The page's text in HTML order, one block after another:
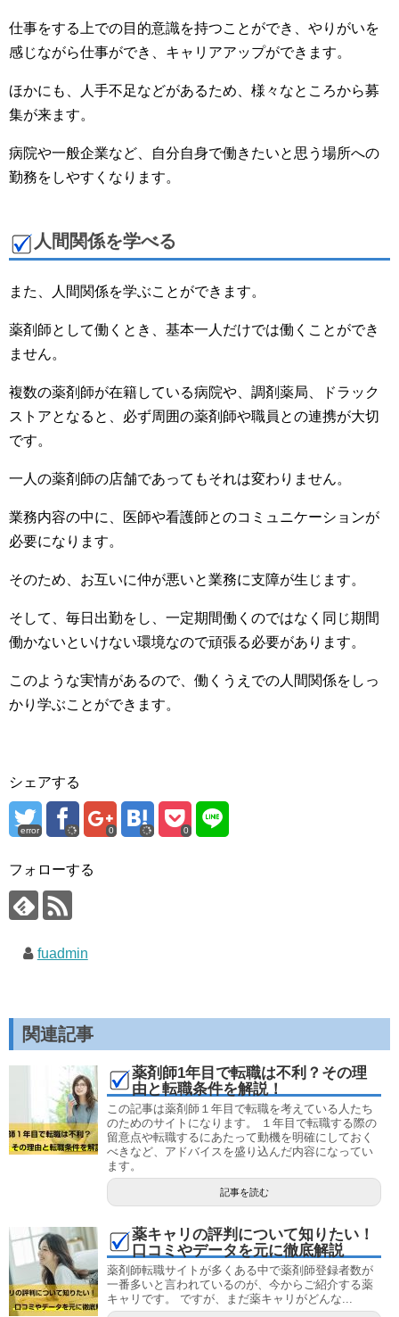
仕事をする上での目的意識を持つことができ、やりがいを
感じながら仕事ができ、キャリアアップができます。
ほかにも、人手不足などがあるため、様々なところから募
集が来ます。
病院や一般企業など、自分自身で働きたいと思う場所への
勤務をしやすくなります。
人間関係を学べる
また、人間関係を学ぶことができます。
薬剤師として働くとき、基本一人だけでは働くことができ
ません。
複数の薬剤師が在籍している病院や、調剤薬局、ドラック
ストアとなると、必ず周囲の薬剤師や職員との連携が大切
です。
一人の薬剤師の店舗であってもそれは変わりません。
業務内容の中に、医師や看護師とのコミュニケーションが
必要になります。
そのため、お互いに仲が悪いと業務に支障が生じます。
そして、毎日出勤をし、一定期間働くのではなく同じ期間
働かないといけない環境なので頑張る必要があります。
このような実情があるので、働くうえでの人間関係をしっ
かり学ぶことができます。
シェアする
error 0 0
フォローする
fuadmin
関連記事
薬剤師1年目で転職は不利？その理
由と転職条件を解説！
この記事は薬剤師１年目で転職を考えている人たち
のためのサイトになります。 １年目で転職する際の
留意点や転職するにあたって動機を明確にしておく
べきなど、アドバイスを盛り込んだ内容になってい
ます。
記事を読む
薬キャリの評判について知りたい！
口コミやデータを元に徹底解説
薬剤師転職サイトが多くある中で薬剤師登録者数が
一番多いと言われているのが、今からご紹介する薬
キャリです。 ですが、まだ薬キャリがどんな...